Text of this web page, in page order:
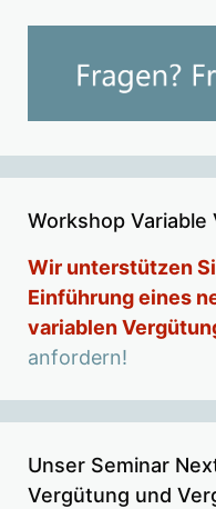
Workshop Variable
Wir unterstützen
Einführung eines
variablen
anfordern!
Unser Seminar
Vergütung und